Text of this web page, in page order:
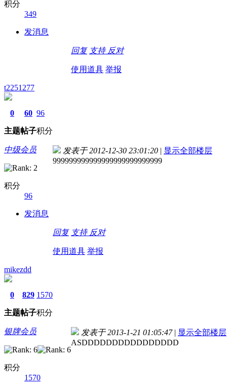
积分
349
发消息
回复 支持 反对
使用道具 举报
t2251277
0
主题
60
帖子
96
积分
中级会员
积分
96
发消息
发表于 2012-12-30 23:01:20 | 显示全部楼层
999999999999999999999999999
回复 支持 反对
使用道具 举报
mikezdd
0
主题
829
帖子
1570
积分
银牌会员
积分
1570
发表于 2013-1-21 01:05:47 | 显示全部楼层
ASDDDDDDDDDDDDDDDD